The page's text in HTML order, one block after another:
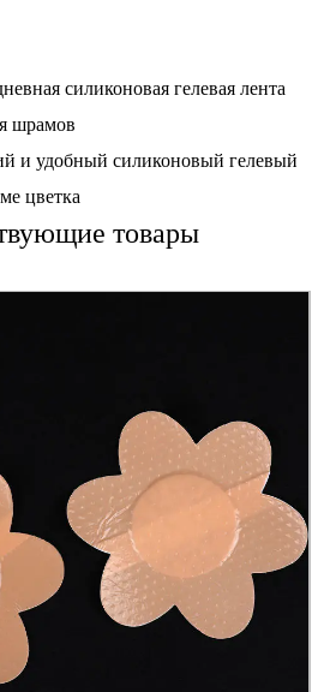
силиконовая гелевая лента
шрамов
силиконовый гелевый
цветка
товары